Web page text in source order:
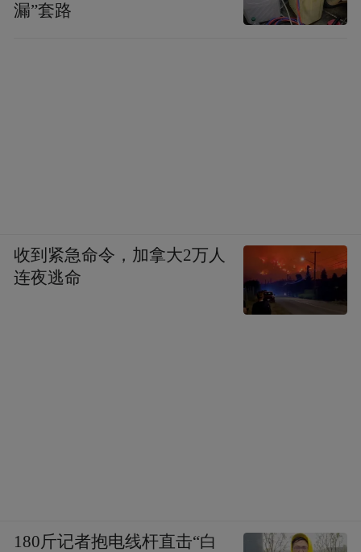
漏”套路
收到紧急命令，加拿大2万人
连夜逃命
180斤记者抱电线杆直击“白